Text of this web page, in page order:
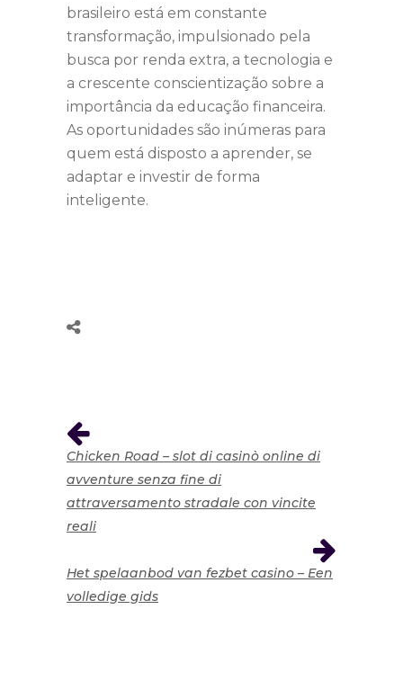
brasileiro está em constante
transformação, impulsionado pela
busca por renda extra, a tecnologia e
a crescente conscientização sobre a
importância da educação financeira.
As oportunidades são inúmeras para
quem está disposto a aprender, se
adaptar e investir de forma
inteligente.
Chicken Road – slot di casinò online di
avventure senza fine di
attraversamento stradale con vincite
reali
Het spelaanbod van fezbet casino – Een
volledige gids